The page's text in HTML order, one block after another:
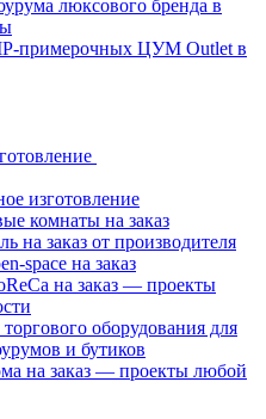
люксового бренда в
примерочных ЦУМ Outlet в
изготовление
комнаты на заказ
на заказ от производителя
space на заказ
на заказ — проекты
оборудования для
и бутиков
на заказ — проекты любой